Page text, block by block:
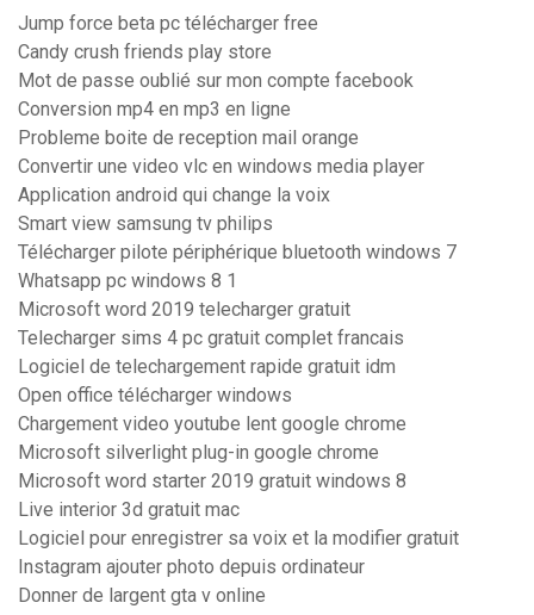
Jump force beta pc télécharger free
Candy crush friends play store
Mot de passe oublié sur mon compte facebook
Conversion mp4 en mp3 en ligne
Probleme boite de reception mail orange
Convertir une video vlc en windows media player
Application android qui change la voix
Smart view samsung tv philips
Télécharger pilote périphérique bluetooth windows 7
Whatsapp pc windows 8 1
Microsoft word 2019 telecharger gratuit
Telecharger sims 4 pc gratuit complet francais
Logiciel de telechargement rapide gratuit idm
Open office télécharger windows
Chargement video youtube lent google chrome
Microsoft silverlight plug-in google chrome
Microsoft word starter 2019 gratuit windows 8
Live interior 3d gratuit mac
Logiciel pour enregistrer sa voix et la modifier gratuit
Instagram ajouter photo depuis ordinateur
Donner de largent gta v online